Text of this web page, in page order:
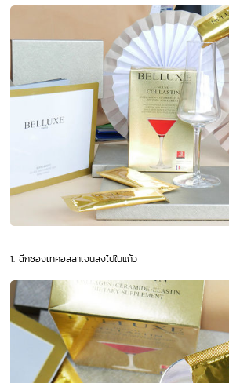
1. ฉีกซองเทคอลลาเจนลงไปในแก้ว